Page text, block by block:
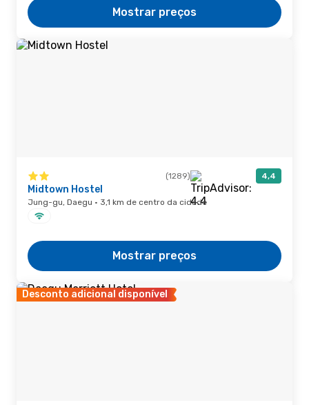
Mostrar preços
(1289) 4,4
Midtown Hostel
Jung-gu, Daegu · 3,1 km de centro da cidade
Mostrar preços
Desconto adicional disponível